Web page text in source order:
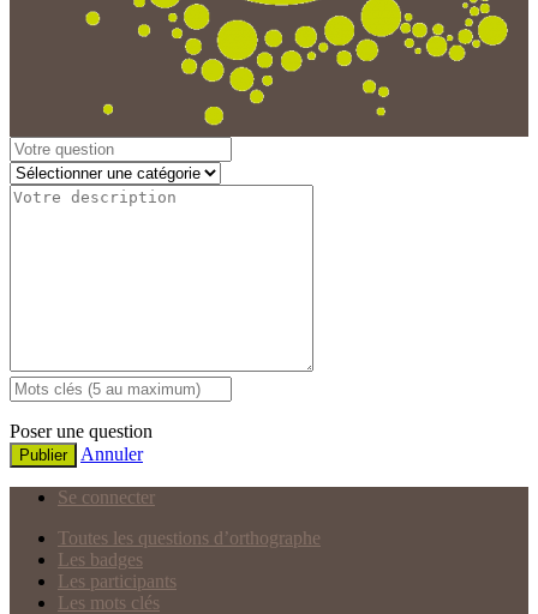
Poser une question
Publier Annuler
Se connecter
Toutes les questions d’orthographe
Les badges
Les participants
Les mots clés